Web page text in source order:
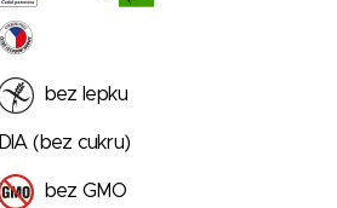
bez lepku
DIA (bez cukru)
bez GMO